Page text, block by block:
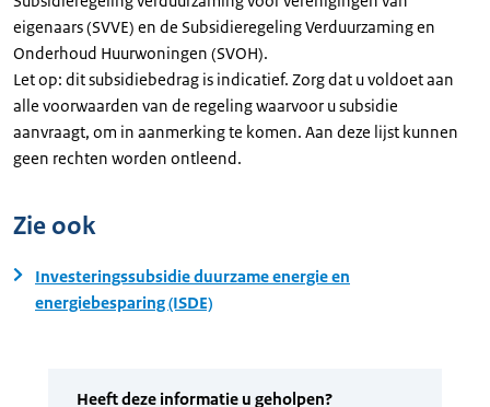
eigenaars (SVVE) en de Subsidieregeling Verduurzaming en
Onderhoud Huurwoningen (SVOH).
Let op: dit subsidiebedrag is indicatief. Zorg dat u voldoet aan
alle voorwaarden van de regeling waarvoor u subsidie
aanvraagt, om in aanmerking te komen. Aan deze lijst kunnen
geen rechten worden ontleend.
Zie ook
Investeringssubsidie duurzame energie en
energiebesparing (ISDE)